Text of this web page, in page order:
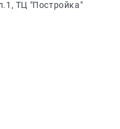
ТЦ "Постройка"